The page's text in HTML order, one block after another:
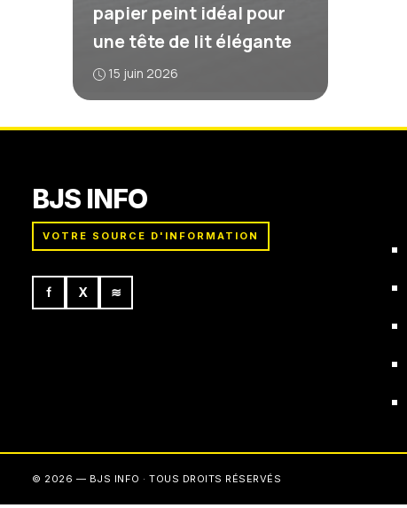
papier peint idéal pour
une tête de lit élégante
15 juin 2026
BJS INFO
VOTRE SOURCE D'INFORMATION
f X ≋
© 2026 — BJS INFO · TOUS DROITS RÉSERVÉS